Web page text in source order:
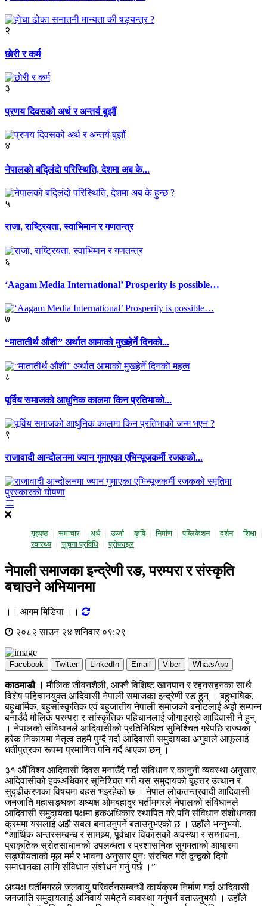
२
छाेरी र कर्म
३
प्रणय दिवसको अर्थ र अन्तर्य बुझौं
४
नेपालकाे बद्लिंदाे परिस्थिति, देशमा अब के...
५
राजा, राष्ट्रियता, स्वाभिमान र गणतन्त्र
६
‘Aagam Media International’ Prosperity is possible…
७
“मातातीर्थ औंशी” अर्थात आमाको मुखहेर्ने दिनकाे...
८
पूर्विय समाजको आधुनिक कालमा किन प्रतिभाको...
९
राजावादी आन्दोलनमा ज्यान गुमाएका एभिन्यूजकर्मी रजकको...
गृहपृष्ठ समाचार अर्थ ऊर्जा कृषि निर्माण पब्लिकेशन दर्शन
शिक्षा
स्वास्थ्य
सूचना प्रविधि प्राेफाइल
नेपाली समाजका इन्द्रेणी रङ, परम्परा र संस्कृति
बचाउने अभियानमा
।। आगम मिडिया ।।
२०८२ साउन २४ शनिवार ०९:२९
Facebook Twitter LinkedIn Email Viber WhatsApp
काठमाडौ । मौलिक जीवनशैली, आफ्नै विशिष्ट खानपान र रहनसहनका साथै
विशेष पहिचानयुक्त आदिवासी नेपाली समाजका इन्द्रेणी रङ हुन् । बहुभाषिक,
बहुधार्मिक, बहुसांस्कृतिक एवं बहुजातीय नेपाली समाजको बनोटलाई अझै सम्पन्न
बनाउँदै मौलिक परम्परा र सांस्कृतिक पहिचानलाई जोगाइराख्ने आदिवासी नै हुन्
। नेपालको संविधानले आदिवासीको प्रतिनिधित्व सुनिश्चित गरेपछि राज्यका
हरेक निकायमा नेतृत्व तहमै पुग्दै गर्दा आदिवासी समुदायका अगुवाले आफूलाई
धर्तीपुत्रका रूपमा प्रमाणित पनि गर्दै आएका छन् ।
३१ औँ विश्व आदिवासी दिवस मनाउँदै गर्दा संविधान र कानुनी व्यवस्था अनुसार
आदिवासीको हकअधिकार सुनिश्चित गरी यस समुदायको बृहत्तर उत्थान र
सुदृढीकरणका विषयमा बहस भइरहेको छ । नेपाल लोकतन्त्रवादी आदिवासी
जनजाति महासङ्घका अध्यक्ष ओमबहादुर घर्तीमगरले नेपालको संविधानले
आदिवासी समुदायका पक्षमा हकअधिकार स्थापित गरे पनि संविधान संशोधनका
क्रममा यसलाई अझै सबल बनाउनुपर्ने बताउनुभएको छ । उहाँले भन्नुभयो,
“आर्थिक अन्तरसम्बन्ध र सामथ्र्य, पूर्वधार विकासको अवस्था र सम्भावना,
प्राकृतिक स्रोतसाधानको उपलब्धता र प्रशासनिक सुगमताको आधारमा
सङ्घीयताको मूल मर्म र भावना अनुसार पुनः संरचित गरी द्वन्द्वको दिगो
समाधानका लागि संविधान संशोधन गर्नु पर्छ ।”
अध्यक्ष घर्तीमगरले जलवायु परिवर्तनसम्बन्धी कार्यक्रम निर्माण गर्दा आदिवासी
जनजाति समुदायलाई अनिवार्य समेट्ने व्यवस्था गर्नुपर्ने बताउनुभयो । उहाँले